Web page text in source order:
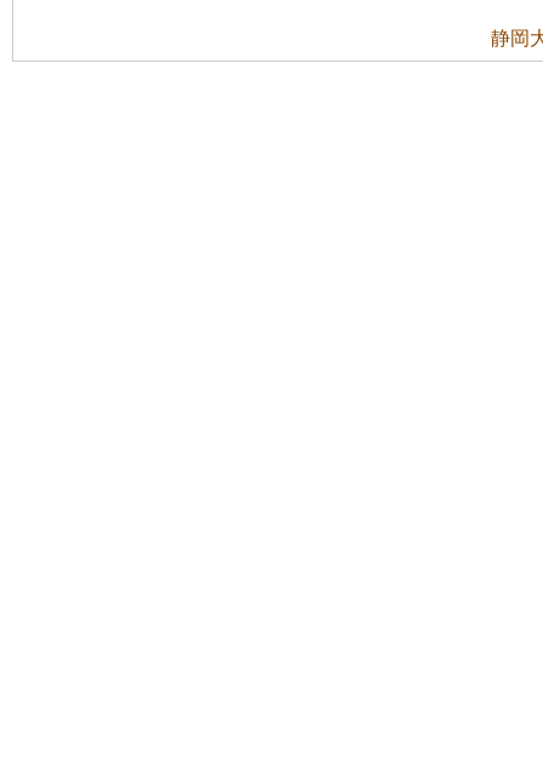
静岡